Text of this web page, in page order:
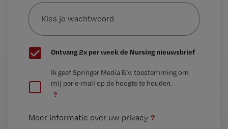
mailadres?
je
wachtwoord
G
e
t
Ontvang 2x per week de Nursing nieuwsbrief
e
t
Ik geef Springer Media B.V. toestemming om
mij per e-mail op de hoogte te houden.
?
Meer informatie over uw privacy ?